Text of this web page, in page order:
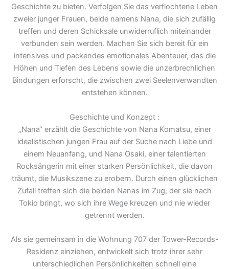
Geschichte zu bieten. Verfolgen Sie das verflochtene Leben
zweier junger Frauen, beide namens Nana, die sich zufällig
treffen und deren Schicksale unwiderruflich miteinander
verbunden sein werden. Machen Sie sich bereit für ein
intensives und packendes emotionales Abenteuer, das die
Höhen und Tiefen des Lebens sowie die unzerbrechlichen
Bindungen erforscht, die zwischen zwei Seelenverwandten
entstehen können.
Geschichte und Konzept :
„Nana“ erzählt die Geschichte von Nana Komatsu, einer
idealistischen jungen Frau auf der Suche nach Liebe und
einem Neuanfang, und Nana Osaki, einer talentierten
Rocksängerin mit einer starken Persönlichkeit, die davon
träumt, die Musikszene zu erobern. Durch einen glücklichen
Zufall treffen sich die beiden Nanas im Zug, der sie nach
Tokio bringt, wo sich ihre Wege kreuzen und nie wieder
getrennt werden.
Als sie gemeinsam in die Wohnung 707 der Tower-Records-
Residenz einziehen, entwickelt sich trotz ihrer sehr
unterschiedlichen Persönlichkeiten schnell eine